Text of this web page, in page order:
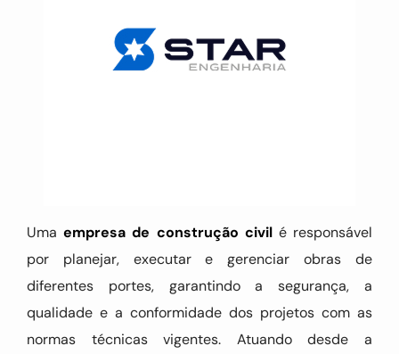
Umaempresa de construção civilé responsável
por planejar, executar e gerenciar obras de
diferentes portes, garantindo a segurança, a
qualidade e a conformidade dos projetos com as
normas técnicas vigentes. Atuando desde a